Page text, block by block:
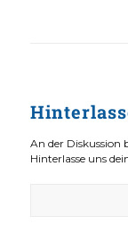
An der Diskussion
Hinterlasse uns